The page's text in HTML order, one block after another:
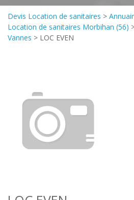
Devis Location de sanitaires >
Location de sanitaires Morbihan (56)
Vannes > LOC EVEN